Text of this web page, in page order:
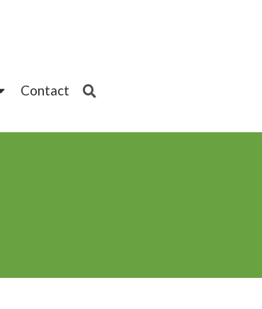
Contact